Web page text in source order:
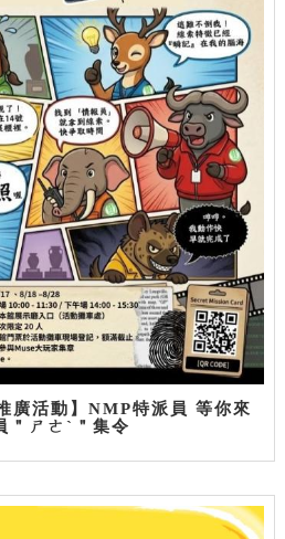
廣活動】NMP特派員 等你來
＂ㄕㄜˋ＂集令